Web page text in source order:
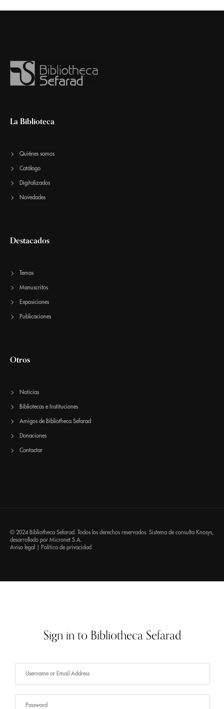
La Biblioteca
Quiénes somos
Catálogo
Digitalizados
Novedades
Destacados
Temas
Manuscritos
Exposiciones
Publicaciones
Otros
Noticias
Bibliotecas e Instituciones
Amigos de Bibliotheca Sefarad
Donaciones
Contactar
© 2024 Bibliotheca Sefarad. Todos los derechos reservados. Sistema de consulta Knosys
desarrollado por Micronet S.A.
Aviso legal
Política de privacidad
Sign in to Bibliotheca Sefarad